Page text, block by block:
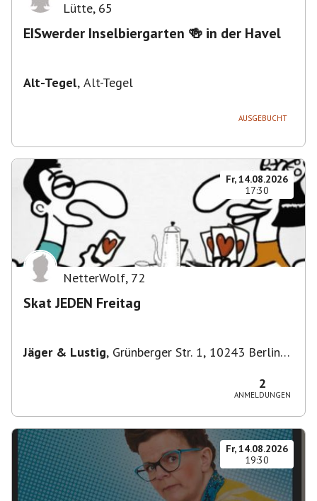
Lütte, 65
EISwerder Inselbiergarten 🍻 in der Havel
Alt-Tegel, Alt-Tegel
AUSGEBUCHT
Fr, 14.08.2026
17:30
NetterWolf, 72
Skat JEDEN Freitag
Jäger & Lustig, Grünberger Str. 1, 10243 Berlin-
2
ANMELDUNGEN
Fr, 14.08.2026
19:30